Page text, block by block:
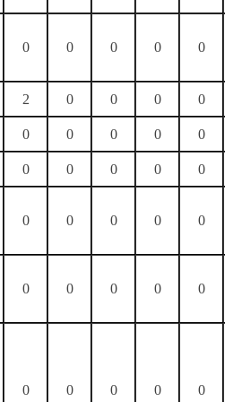
0 0 0 0 0
2 0 0 0 0
0 0 0 0 0
0 0 0 0 0
0 0 0 0 0
0 0 0 0 0
0 0 0 0 0